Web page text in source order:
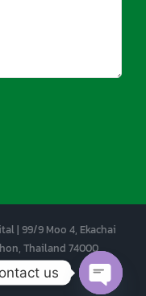
| 99/9 Moo 4, Ekachai
Thailand 74000
us